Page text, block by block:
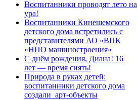
Воспитанники проводят лето на
ура!
Воспитанники Кинешемского
детского дома встретились с
представителями АО «ВПК
«НПО машиностроения»
С днём рождения, Диана! 16
лет — время сиять!
Природа в руках детей:
воспитанники детского дома
создали арт-объекты